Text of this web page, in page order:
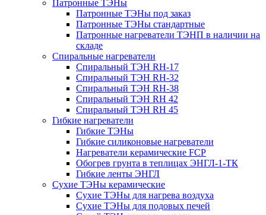
Патронные ТЭНы
Патронные ТЭНы под заказ
Патронные ТЭНы стандартные
Патронные нагреватели ТЭНП в наличии на
складе
Спиральные нагреватели
Спиральный ТЭН RH-17
Спиральный ТЭН RH-32
Спиральный ТЭН RH-38
Спиральный ТЭН RH 42
Спиральный ТЭН RH 45
Гибкие нагреватели
Гибкие ТЭНы
Гибкие силиконовые нагреватели
Нагреватели керамические FCP
Обогрев грунта в теплицах ЭНГЛ-1-ТК
Гибкие ленты ЭНГЛ
Сухие ТЭНы керамические
Сухие ТЭНы для нагрева воздуха
Сухие ТЭНы для подовых печей